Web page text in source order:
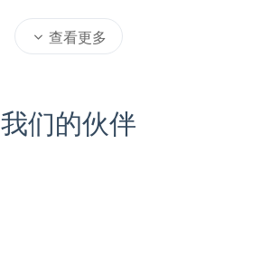
查看更多
我们的伙伴